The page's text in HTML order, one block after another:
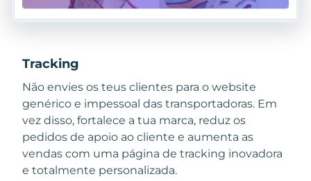
Tracking
Não envies os teus clientes para o website
genérico e impessoal das transportadoras. Em
vez disso, fortalece a tua marca, reduz os
pedidos de apoio ao cliente e aumenta as
vendas com uma página de tracking inovadora
e totalmente personalizada.